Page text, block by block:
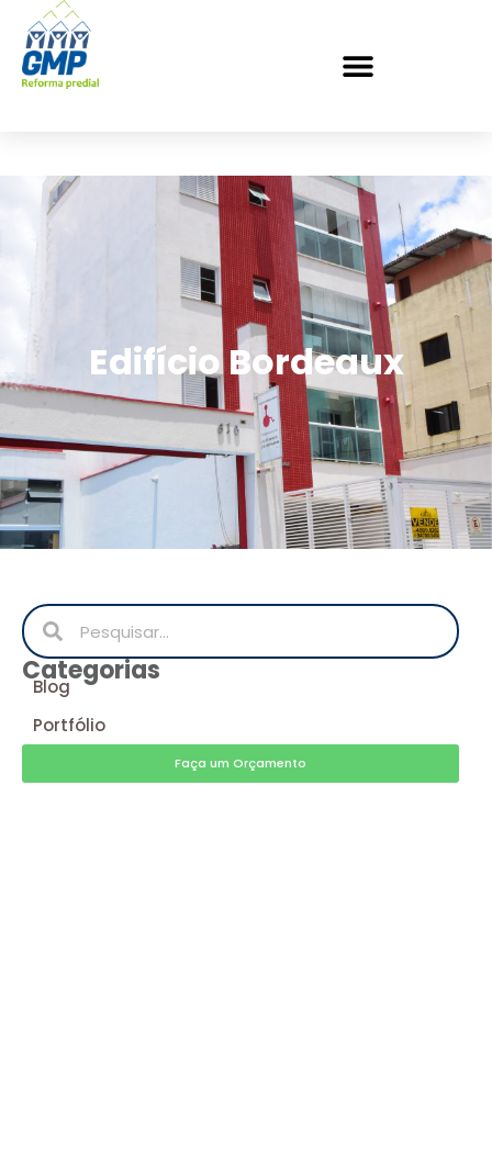
Edifício Bordeaux
Categorias
Blog
Portfólio
Faça um Orçamento